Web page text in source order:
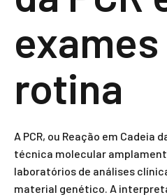
exames
rotina
A PCR, ou Reação em Cadeia
técnica molecular
laboratórios de análises
material genético. A